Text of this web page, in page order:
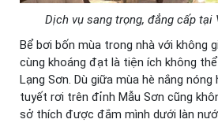
Dịch vụ sang trọng, đẳng cấp tại
Bể bơi bốn mùa trong nhà với không
cùng khoáng đạt là tiện ích không
Lạng Sơn. Dù giữa mùa hè nắng nóng
tuyết rơi trên đỉnh Mẫu Sơn cũng
sở thích được đắm mình dưới làn